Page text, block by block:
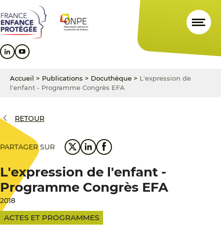
au
contenu
principal
au
menu
principal
au
pied
de
Accueil > Publications > Docuthèque > L'expression de
l'enfant - Programme Congrès EFA
RETOUR
PARTAGER SUR
L'expression de l'enfant -
Programme Congrès EFA
2018
ACTES ET PROGRAMMES